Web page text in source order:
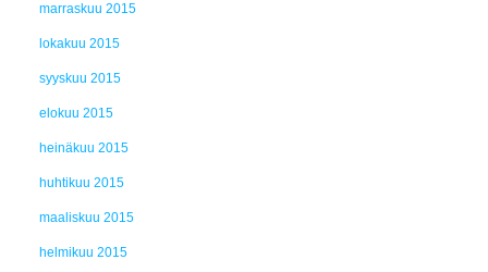
marraskuu 2015
lokakuu 2015
syyskuu 2015
elokuu 2015
heinäkuu 2015
huhtikuu 2015
maaliskuu 2015
helmikuu 2015